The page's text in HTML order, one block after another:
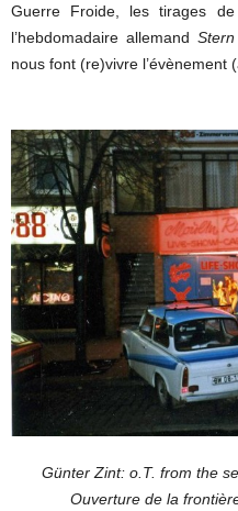
Guerre Froide, les tirages
l’hebdomadaire allemandStern
nous font (re)vivre l’évènement
Günter Zint: o.T. from the
Ouverture de la